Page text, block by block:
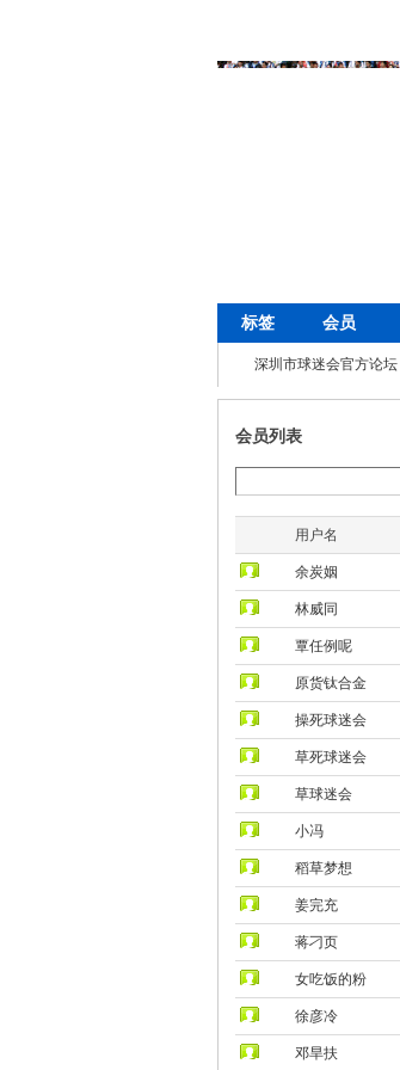
标签 会员
深圳市球迷会官方论坛
会员列表
用户名
余炭姻
林威同
覃任例呢
原货钛合金
操死球迷会
草死球迷会
草球迷会
小冯
稻草梦想
姜完充
蒋刁页
女吃饭的粉
徐彦冷
邓旱扶